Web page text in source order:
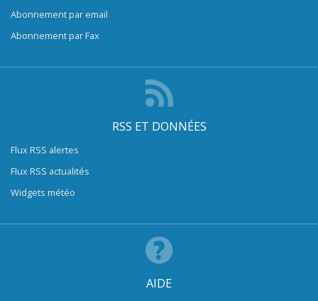
Abonnement par email
Abonnement par Fax
RSS ET DONNÉES
Flux RSS alertes
Flux RSS actualités
Widgets météo
AIDE